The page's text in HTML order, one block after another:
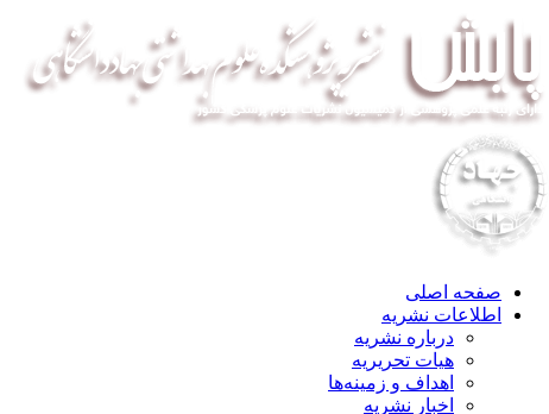
صفحه اصلی
اطلاعات نشریه
درباره نشریه
هیات تحریریه
اهداف و زمینه‌ها
اخبار نشریه